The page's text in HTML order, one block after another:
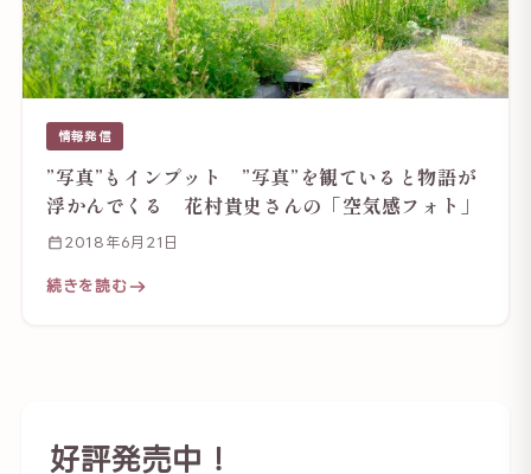
情報発信
”写真”もインプット ”写真”を観ていると物語が
浮かんでくる 花村貴史さんの「空気感フォト」
2018年6月21日
続きを読む
好評発売中！